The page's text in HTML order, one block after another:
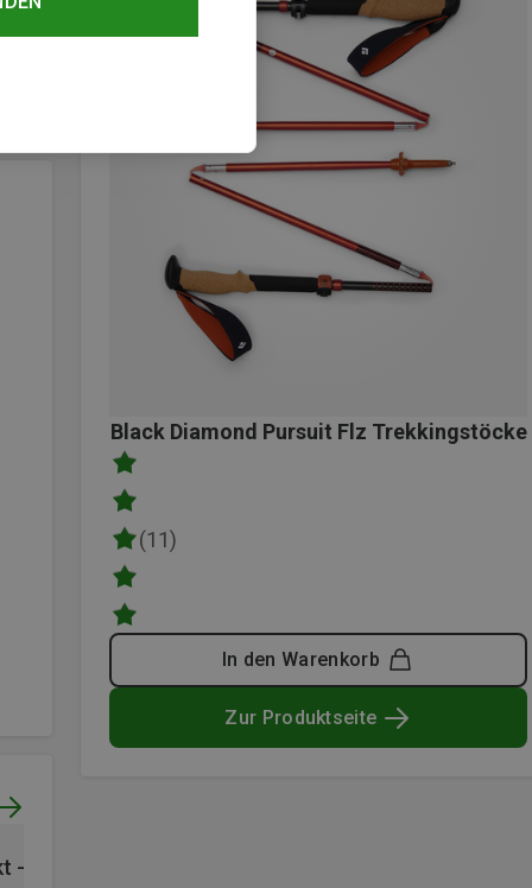
Black Diamond Pursuit Flz Trekkingstöcke
(11)
In den Warenkorb
Zur Produktseite
- Reklamation mit